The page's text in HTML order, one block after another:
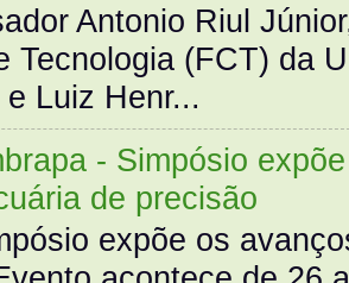
Antonio Riul
Tecnologia (FCT) da
Luiz Henr...
- Simpósio
de precisão
expõe os